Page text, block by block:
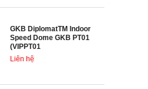
GKB DiplomatTM Indoor
Speed Dome GKB PT01
(VIPPT01
Liên hệ